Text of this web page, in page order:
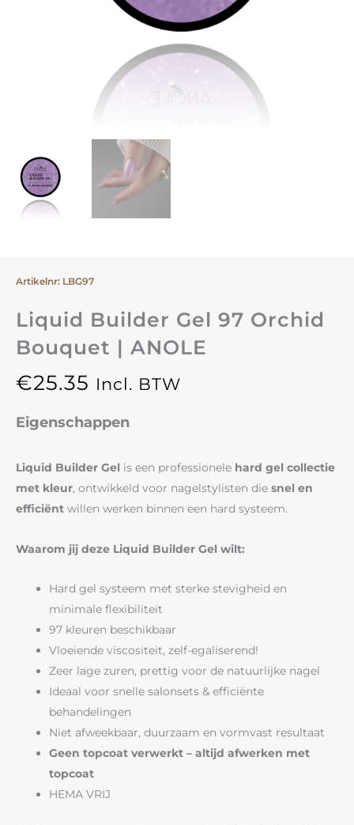
Artikelnr: LBG97
Liquid Builder Gel 97 Orchid
Bouquet | ANOLE
€25.35 Incl. BTW
Eigenschappen
Liquid Builder Gel is een professionele hard gel collectie
met kleur, ontwikkeld voor nagelstylisten die snel en
efficiënt willen werken binnen een hard systeem.
Waarom jij deze Liquid Builder Gel wilt:
Hard gel systeem met sterke stevigheid en
minimale flexibiliteit
97 kleuren beschikbaar
Vloeiende viscositeit, zelf-egaliserend!
Zeer lage zuren, prettig voor de natuurlijke nagel
Ideaal voor snelle salonsets & efficiënte
behandelingen
Niet afweekbaar, duurzaam en vormvast resultaat
Geen topcoat verwerkt – altijd afwerken met
topcoat
HEMA VRIJ